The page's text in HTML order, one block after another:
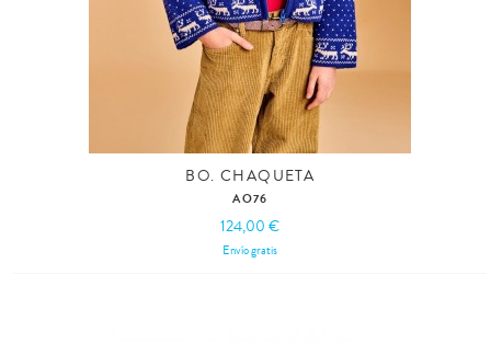
BO. CHAQUETA
AO76
124,00 €
Envío gratis